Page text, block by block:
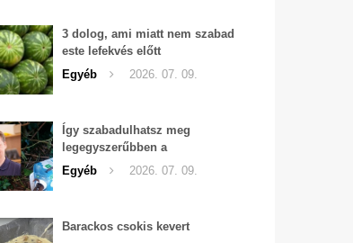
3 dolog, ami miatt nem szabad
este lefekvés előtt
görögdinnyét enni
Egyéb 2026. 07. 09.
Így szabadulhatsz meg
legegyszerűbben a
pucércsigáktól
Egyéb 2026. 07. 09.
Barackos csokis kevert